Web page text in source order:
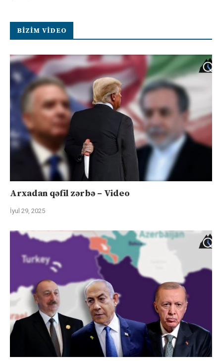
BIZIM VIDEO
Arxadan qəfil zərbə – Video
İyul 29, 2025